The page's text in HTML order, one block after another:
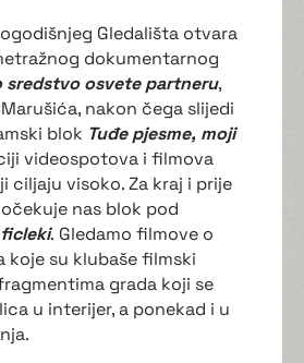
Gledališta otvara
dokumentarnog
sredstvo osvete partneru,
nakon čega slijedi
blok Tuđe pjesme, moji
videospotova i filmova
ciljaju visoko. Za kraj i prije
nas blok pod
. Gledamo filmove o
koje su klubaše filmski
grada koji se
u interijer, a ponekad i u